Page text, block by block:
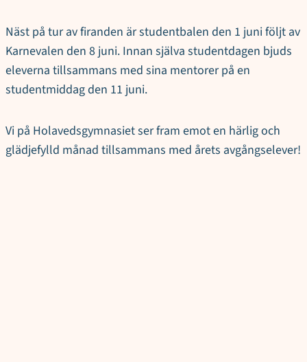
Näst på tur av firanden är studentbalen den 1 juni följt av
Karnevalen den 8 juni. Innan själva studentdagen bjuds
eleverna tillsammans med sina mentorer på en
studentmiddag den 11 juni.
Vi på Holavedsgymnasiet ser fram emot en härlig och
glädjefylld månad tillsammans med årets avgångselever!